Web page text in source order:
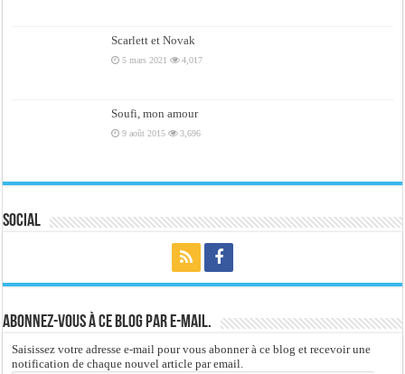
Scarlett et Novak
5 mars 2021 4,017
Soufi, mon amour
9 août 2015 3,696
Social
Abonnez-vous à ce blog par e-mail.
Saisissez votre adresse e-mail pour vous abonner à ce blog et recevoir une
notification de chaque nouvel article par email.